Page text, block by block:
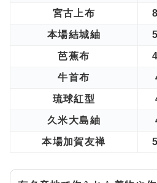
宮古上布
本場結城紬
芭蕉布
牛首布
琉球紅型
久米大島紬
本場加賀友禅